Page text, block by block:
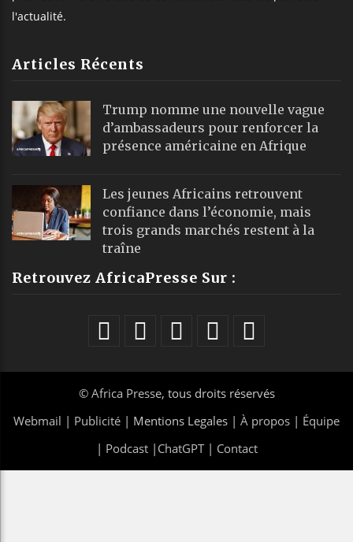
l'actualité.
Articles Récents
Trump nomme une nouvelle vague
d’ambassadeurs pour renforcer la
présence américaine en Afrique
Les jeunes Africains retrouvent
confiance dans l’économie, mais
trois grands marchés restent à la
traîne
Retrouvez AfricaPresse Sur :
© Africa Presse, tous droits réservés
Webmail | Publicité | Mentions Legales | À propos | Équipe
| Podcast| ChatGPT| Contact